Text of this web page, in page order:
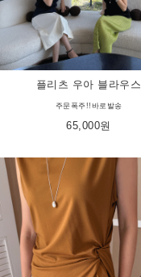
플리츠 우아 블라우스
주문폭주!!바로발송
65,000원